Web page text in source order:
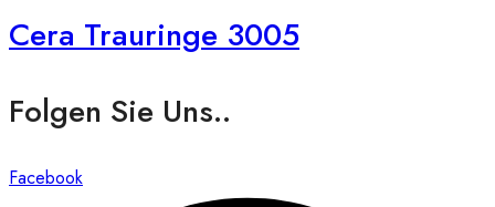
Cera Trauringe 3005
Folgen Sie Uns..
Facebook